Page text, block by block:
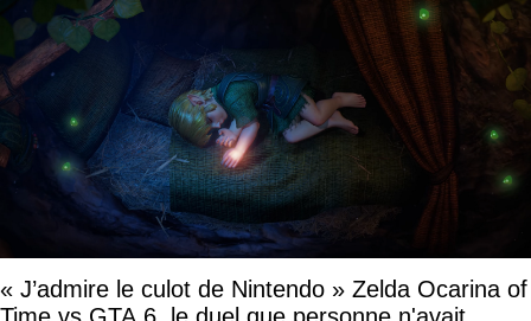
« J’admire le culot de Nintendo » Zelda Ocarina of